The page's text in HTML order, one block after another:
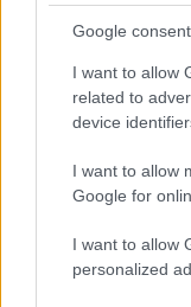
Google
I want to allow
related to
device
I want to allow
Google for
I want to allow
personalized
το τρίμηνο)
• ή σε 56 λεπτά το
ευρώ για 180
Παραδείγματα (με
Αττική), ο
λίτρα κατανάλωση